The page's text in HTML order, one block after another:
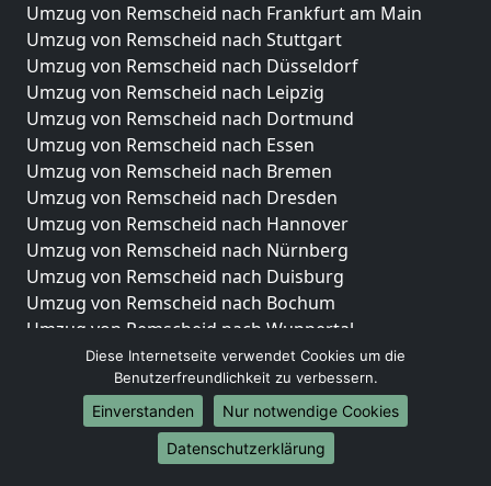
Umzug von Remscheid nach Frankfurt am Main
Umzug von Remscheid nach Stuttgart
Umzug von Remscheid nach Düsseldorf
Umzug von Remscheid nach Leipzig
Umzug von Remscheid nach Dortmund
Umzug von Remscheid nach Essen
Umzug von Remscheid nach Bremen
Umzug von Remscheid nach Dresden
Umzug von Remscheid nach Hannover
Umzug von Remscheid nach Nürnberg
Umzug von Remscheid nach Duisburg
Umzug von Remscheid nach Bochum
Umzug von Remscheid nach Wuppertal
Umzug von Remscheid nach Bielefeld
Umzug von Remscheid nach Bonn
Umzug von Remscheid nach Münster
Internationale-Umzüge
Diese Internetseite verwendet Cookies um die
Benutzerfreundlichkeit zu verbessern.
Einverstanden
Nur notwendige Cookies
Datenschutzerklärung